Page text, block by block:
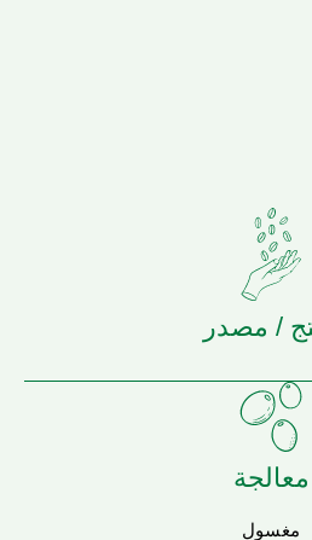
/ مصدر
معالجة
مغسول